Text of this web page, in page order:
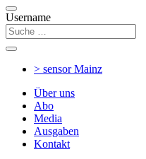
Username
> sensorMainz
Über uns
Abo
Media
Ausgaben
Kontakt